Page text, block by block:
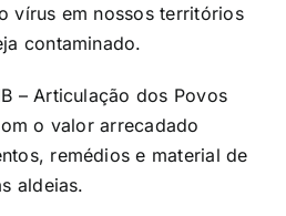
vírus em nossos territórios
contaminado.
– Articulação dos Povos
o valor arrecadado
remédios e material de
aldeias.